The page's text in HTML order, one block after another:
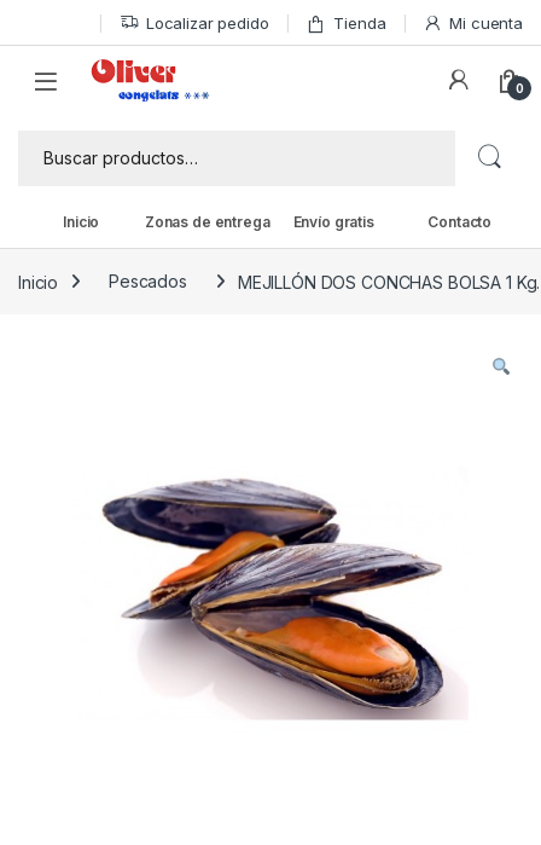
Skip to navigation
Skip to content Localizar pedido Tienda Mi cuenta
0
Inicio Zonas de entrega Envío gratis Contacto
Inicio Pescados MEJILLÓN DOS CONCHAS BOLSA 1 Kg.